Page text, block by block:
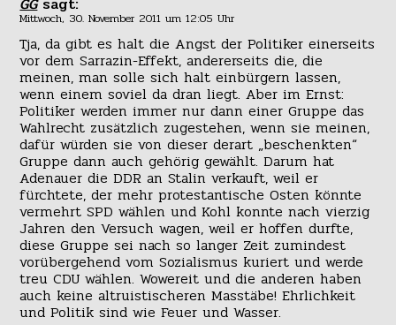
Mittwoch, 30. November 2011 um 12:05 Uhr
Tja, da gibt es halt die Angst der Politiker einerseits
vor dem Sarrazin-Effekt, andererseits die, die
meinen, man solle sich halt einbürgern lassen,
wenn einem soviel da dran liegt. Aber im Ernst:
Politiker werden immer nur dann einer Gruppe das
Wahlrecht zusätzlich zugestehen, wenn sie meinen,
dafür würden sie von dieser derart „beschenkten“
Gruppe dann auch gehörig gewählt. Darum hat
Adenauer die DDR an Stalin verkauft, weil er
fürchtete, der mehr protestantische Osten könnte
vermehrt SPD wählen und Kohl konnte nach vierzig
Jahren den Versuch wagen, weil er hoffen durfte,
diese Gruppe sei nach so langer Zeit zumindest
vorübergehend vom Sozialismus kuriert und werde
treu CDU wählen. Wowereit und die anderen haben
auch keine altruistischeren Masstäbe! Ehrlichkeit
und Politik sind wie Feuer und Wasser.